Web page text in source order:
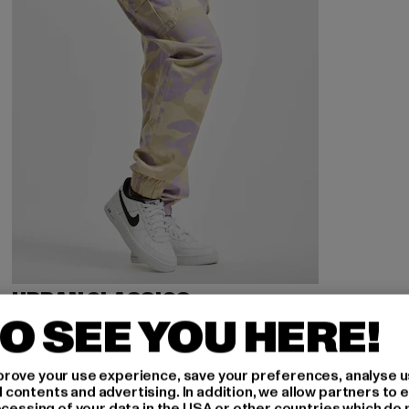
URBAN CLASSICS
Ladies High Waist Camo
29,14 EUR
Derzeitiger Preis: 29,14 EUR
54,99 EUR Aktionspreis: 54,99 EUR
SEE YOU HERE!
your use experience, save your preferences, analyse
and advertising. In addition, we allow partners to